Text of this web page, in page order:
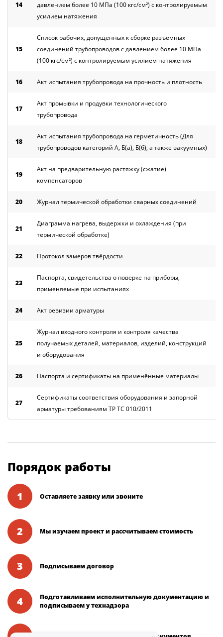
14
давлением более 10 МПа (100 кгс/см²) с контролируемым
усилием натяжения
15
Список рабочих, допущенных к сборке разъёмных
соединений трубопроводов с давлением более 10 МПа
(100 кгс/см²) с контролируемым усилием натяжения
16 Акт испытания трубопровода на прочность и плотность
17
Акт промывки и продувки технологического
трубопровода
18
Акт испытания трубопровода на герметичность (Для
трубопроводов категорий А, Б(а), Б(б), а также вакуумных)
19
Акт на предварительную растяжку (сжатие)
компенсаторов
20 Журнал термической обработки сварных соединений
21
Диаграмма нагрева, выдержки и охлаждения (при
термической обработке)
22 Протокол замеров твёрдости
23
Паспорта, свидетельства о поверке на приборы,
применяемые при испытаниях
24 Акт ревизии арматуры
25
Журнал входного контроля и контроля качества
получаемых деталей, материалов, изделий, конструкций
и оборудования
26 Паспорта и сертификаты на применённые материалы
27
Сертификаты соответствия оборудования и запорной
арматуры требованиям ТР ТС 010/2011
Порядок работы
1 Оставляете заявку или звоните
2 Мы изучаем проект и рассчитываем стоимость
3 Подписываем договор
4
Подготавливаем исполнительную документацию и
подписываем у технадзора